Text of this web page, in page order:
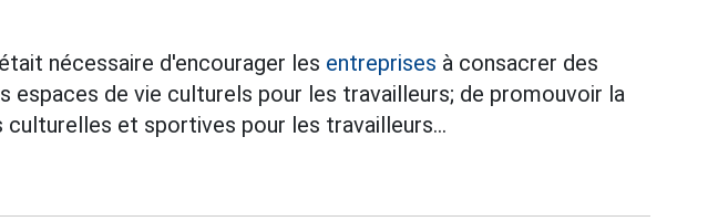
nécessaire d'encourager les entreprises à consacrer des
espaces de vie culturels pour les travailleurs; de promouvoir la
et sportives pour les travailleurs...